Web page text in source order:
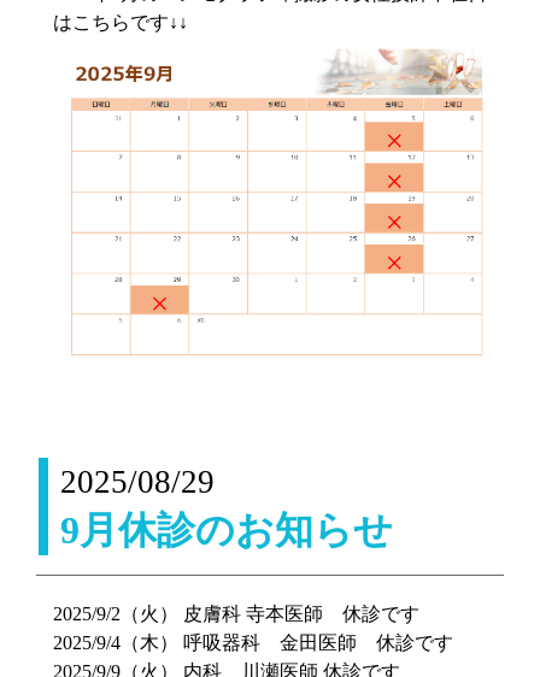
はこちらです↓↓
2025/08/29
9月休診のお知らせ
2025/9/2（火） 皮膚科 寺本医師 休診です
2025/9/4（木） 呼吸器科 金田医師 休診です
2025/9/9（火） 内科 川瀬医師 休診です